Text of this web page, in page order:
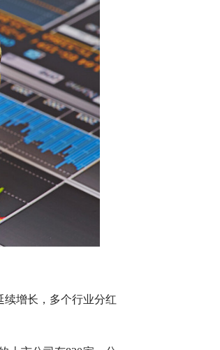
续增长，多个行业分红